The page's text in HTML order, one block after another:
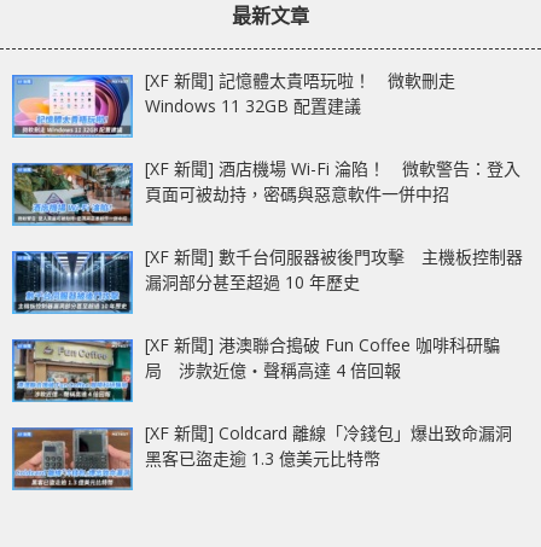
最新文章
[XF 新聞] 記憶體太貴唔玩啦！ 微軟刪走
Windows 11 32GB 配置建議
[XF 新聞] 酒店機場 Wi-Fi 淪陷！ 微軟警告：登入
頁面可被劫持，密碼與惡意軟件一併中招
[XF 新聞] 數千台伺服器被後門攻擊 主機板控制器
漏洞部分甚至超過 10 年歷史
[XF 新聞] 港澳聯合搗破 Fun Coffee 咖啡科研騙
局 涉款近億‧聲稱高達 4 倍回報
[XF 新聞] Coldcard 離線「冷錢包」爆出致命漏洞
黑客已盜走逾 1.3 億美元比特幣